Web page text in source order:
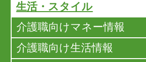
生活・スタイル
介護職向けマネー情報
介護職向け生活情報